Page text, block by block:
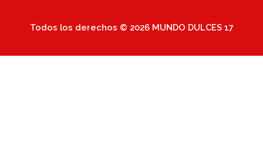
Todos los derechos © 2026 MUNDO DULCES 17